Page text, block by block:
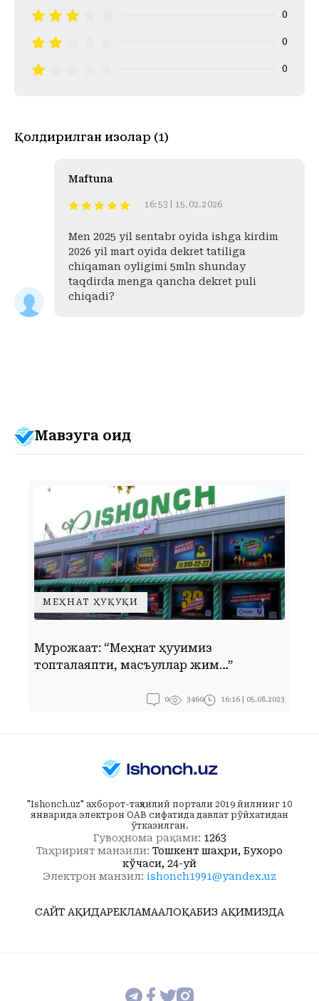
0
0
0
Қолдирилган изоҳлар (1)
Maftuna
16:53 | 15.02.2026
Men 2025 yil sentabr oyida ishga kirdim
2026 yil mart oyida dekret tatiliga
chiqaman oyligimi 5mln shunday
taqdirda menga qancha dekret puli
chiqadi?
Мавзуга оид
МЕҲНАТ ҲУҚУҚИ
Мурожаат: “Меҳнат ҳуқуқимиз
топталаяпти, масъуллар жим…”
0 3460 16:16 | 05.08.2023
"Ishonch.uz" ахборот-таҳлилий портали 2019 йилнинг 10
январида электрон ОАВ сифатида давлат рўйхатидан
ўтказилган.
Гувоҳнома рақами: 1263
Таҳририят манзили: Тошкент шаҳри, Бухоро
кўчаси, 24-уй
Электрон манзил: ishonch1991@yandex.uz
САЙТ ҲАҚИДАРЕКЛАМААЛОҚАБИЗ ҲАҚИМИЗДА